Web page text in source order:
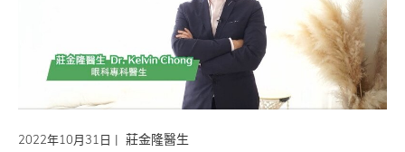
2022年10月31日 | 莊金隆醫生